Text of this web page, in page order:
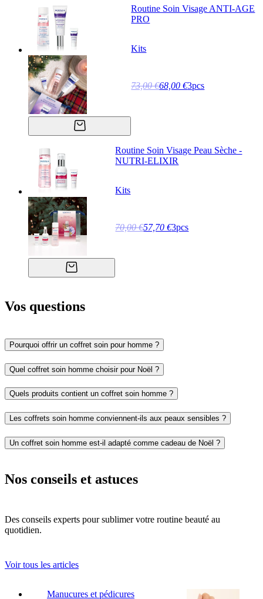
Routine Soin Visage ANTI-AGE
PRO
Kits
73,00 €68,00 €3pcs
Routine Soin Visage Peau Sèche -
NUTRI-ELIXIR
Kits
70,00 €57,70 €3pcs
Vos questions
Pourquoi offrir un coffret soin pour homme ?
Quel coffret soin homme choisir pour Noël ?
Quels produits contient un coffret soin homme ?
Les coffrets soin homme conviennent-ils aux peaux sensibles ?
Un coffret soin homme est-il adapté comme cadeau de Noël ?
Nos conseils et astuces
Des conseils experts pour sublimer votre routine beauté au
quotidien.
Voir tous les articles
Manucures et pédicures